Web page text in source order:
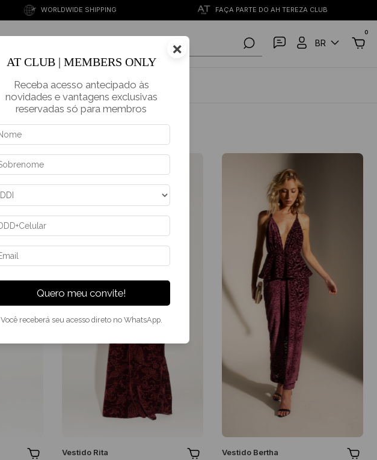
WORLDWIDE SHIPPING FAÇA PARTE DO AH TEREZA CLUB
PESQUISAR BR
0
Vestido Rita
Vestido Bertha
×
AT CLUB | MEMBERS ONLY
Receba acesso antecipado às
novidades e vantagens exclusivas
reservadas só para membros
Quero meu convite!
Você receberá seu acesso direto no WhatsApp.